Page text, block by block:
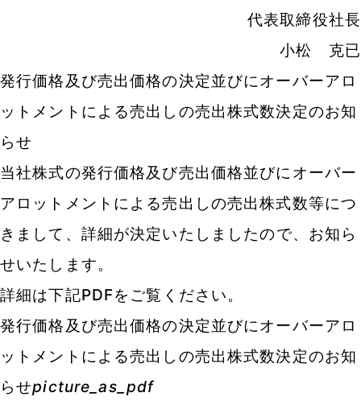
代表取締役社長
小松 克已
発行価格及び売出価格の決定並びにオーバーアロ
ットメントによる売出しの売出株式数決定のお知
らせ
当社株式の発行価格及び売出価格並びにオーバー
アロットメントによる売出しの売出株式数等につ
きまして、 詳細が決定いたしましたので、お知ら
せいたします。
詳細は下記PDFをご覧ください。
発行価格及び売出価格の決定並びにオーバーアロ
ットメントによる売出しの売出株式数決定のお知
らせpicture_as_pdf